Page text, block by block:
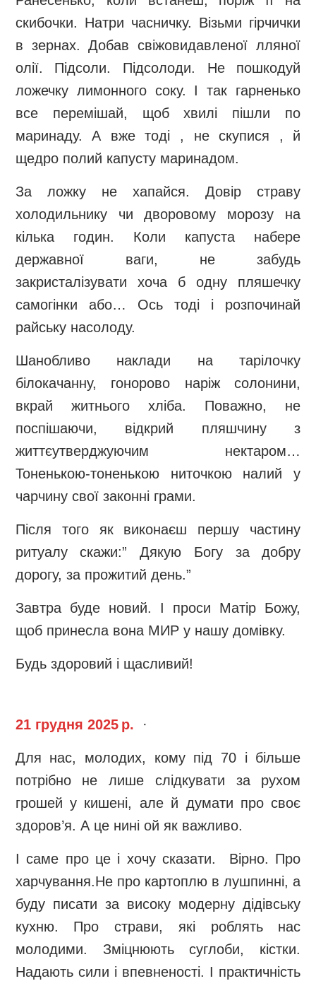
скибочки. Натри часничку. Візьми гірчички
в зернах. Добав свіжовидавленої лляної
олії. Підсоли. Підсолоди. Не пошкодуй
ложечку лимонного соку. І так гарненько
все перемішай, щоб хвилі пішли по
маринаду. А вже тоді , не скупися , й
щедро полий капусту маринадом.
За ложку не хапайся. Довір страву
холодильнику чи дворовому морозу на
кілька годин. Коли капуста набере
державної ваги, не забудь
закристалізувати хоча б одну пляшечку
самогінки або… Ось тоді і розпочинай
райську насолоду.
Шанобливо наклади на тарілочку
білокачанну, гонорово наріж солонини,
вкрай житнього хліба. Поважно, не
поспішаючи, відкрий пляшчину з
життєутверджуючим нектаром…
Тоненькою-тоненькою ниточкою налий у
чарчину свої законні грами.
Після того як виконаєш першу частину
ритуалу скажи:” Дякую Богу за добру
дорогу, за прожитий день.”
Завтра буде новий. І проси Матір Божу,
щоб принесла вона МИР у нашу домівку.
Будь здоровий і щасливий!
21 грудня 2025 р. ·
Для нас, молодих, кому під 70 і більше
потрібно не лише слідкувати за рухом
грошей у кишені, але й думати про своє
здоров’я. А це нині ой як важливо.
І саме про це і хочу сказати. Вірно. Про
харчування.Не про картоплю в лушпинні, а
буду писати за високу модерну дідівську
кухню. Про страви, які роблять нас
молодими. Зміцнюють суглоби, кістки.
Надають сили і впевненості. І практичність